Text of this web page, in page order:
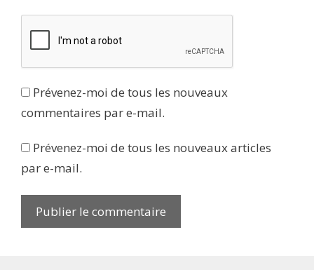
Prévenez-moi de tous les nouveaux
commentaires par e-mail.
Prévenez-moi de tous les nouveaux articles
par e-mail.